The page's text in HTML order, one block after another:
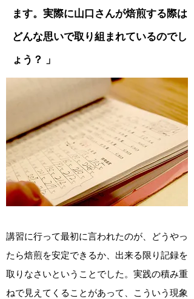
ます。実際に山口さんが焙煎する際は
どんな思いで取り組まれているのでし
ょう？ 」
講習に行って最初に言われたのが、どうやっ
たら焙煎を安定できるか、出来る限り記録を
取りなさいということでした。実践の積み重
ねで見えてくることがあって、こういう現象